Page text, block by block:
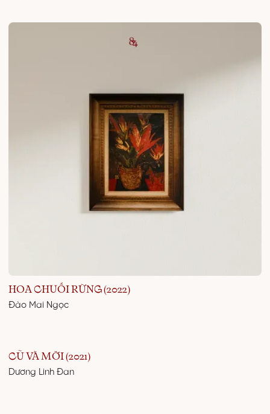
HOA CHUỐI RỪNG (2022)
Đào Mai Ngọc
CŨ VÀ MỚI (2021)
Dương Linh Đan